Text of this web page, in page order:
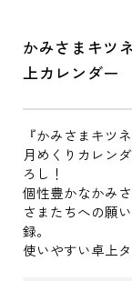
かみさまキツ
上カレンダー
『かみさまキツ
月めくりカレン
ろし！
個性豊かなかみ
さまたちへの願
録。
使いやすい卓上タ